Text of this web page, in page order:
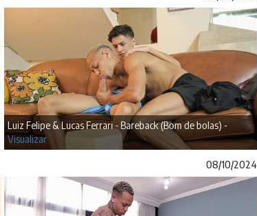
Luiz Felipe & Lucas Ferrari - Bareback (Bom de bolas) -
Visualizar
08/10/2024